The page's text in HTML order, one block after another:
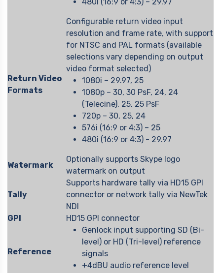
Return Video
Formats
Configurable return video input
resolution and frame rate, with support
for NTSC and PAL formats (available
selections vary depending on output
video format selected)
1080i – 29.97, 25
1080p – 30, 30 PsF, 24, 24
(Telecine), 25, 25 PsF
720p – 30, 25, 24
576i (16:9 or 4:3) – 25
480i (16:9 or 4:3) - 29.97
Watermark
Optionally supports Skype logo
watermark on output
Tally
Supports hardware tally via HD15 GPI
connector or network tally via NewTek
NDI
GPI
HD15 GPI connector
Reference
Genlock input supporting SD (Bi-
level) or HD (Tri-level) reference
signals
+4dBU audio reference level